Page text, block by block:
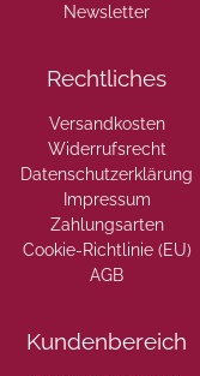
Newsletter
Rechtliches
Versandkosten
Widerrufsrecht
Datenschutzerklärung
Impressum
Zahlungsarten
Cookie-Richtlinie (EU)
AGB
Kundenbereich